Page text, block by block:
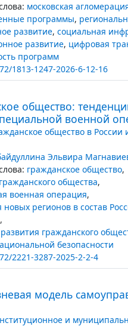
московская
программы,
развитие, социальная
развитие, цифровая
программ
1813-1247-2026-6-12-16
общество:
военной
общество в
Эльвира
гражданское общество,
общества,
военная операция,
новых регионов в состав
,
гражданского
безопасности
2221-3287-2025-2-2-4
модель
и